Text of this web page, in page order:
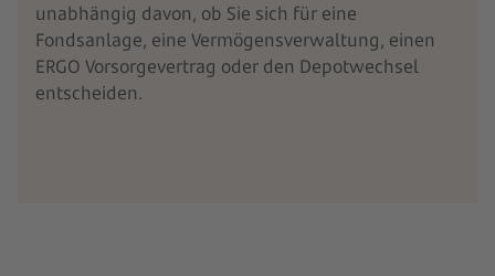
unabhängig davon, ob Sie sich für eine
Fondsanlage, eine Vermögensverwaltung, einen
ERGO Vorsorgevertrag oder den Depotwechsel
entscheiden.